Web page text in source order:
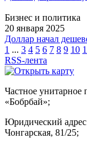
Бизнес и политика
20 января 2025
Доллар начал
1 ... 3 4 5 6 7 8 9 10
RSS-лента
Частное унитарное
«Бобрбай»;
Юридический
Чонгарская, 81/25;